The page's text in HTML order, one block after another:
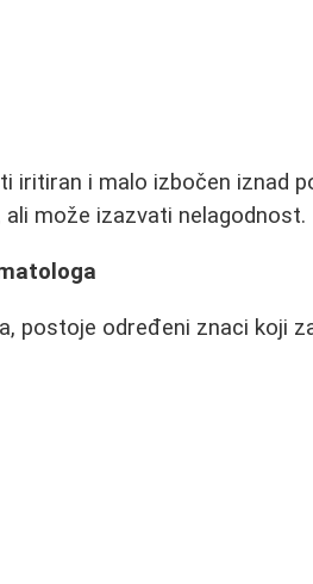
iritiran i malo izbočen iznad
može izazvati nelagodnost.
postoje određeni znaci koji